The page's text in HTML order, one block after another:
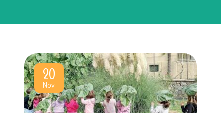
20
Nov